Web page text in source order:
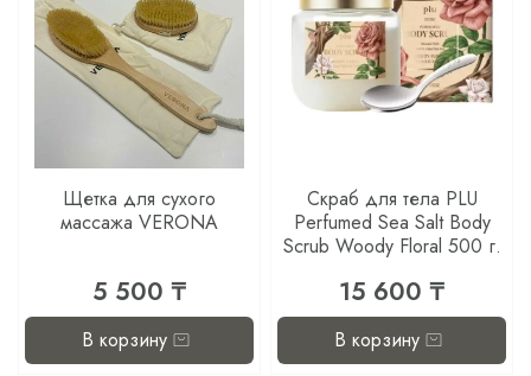
Щетка для сухого
массажа VERONA
5 500 ₸
В корзину
Скраб для тела PLU
Perfumed Sea Salt Body
Scrub Woody Floral 500 г.
15 600 ₸
В корзину